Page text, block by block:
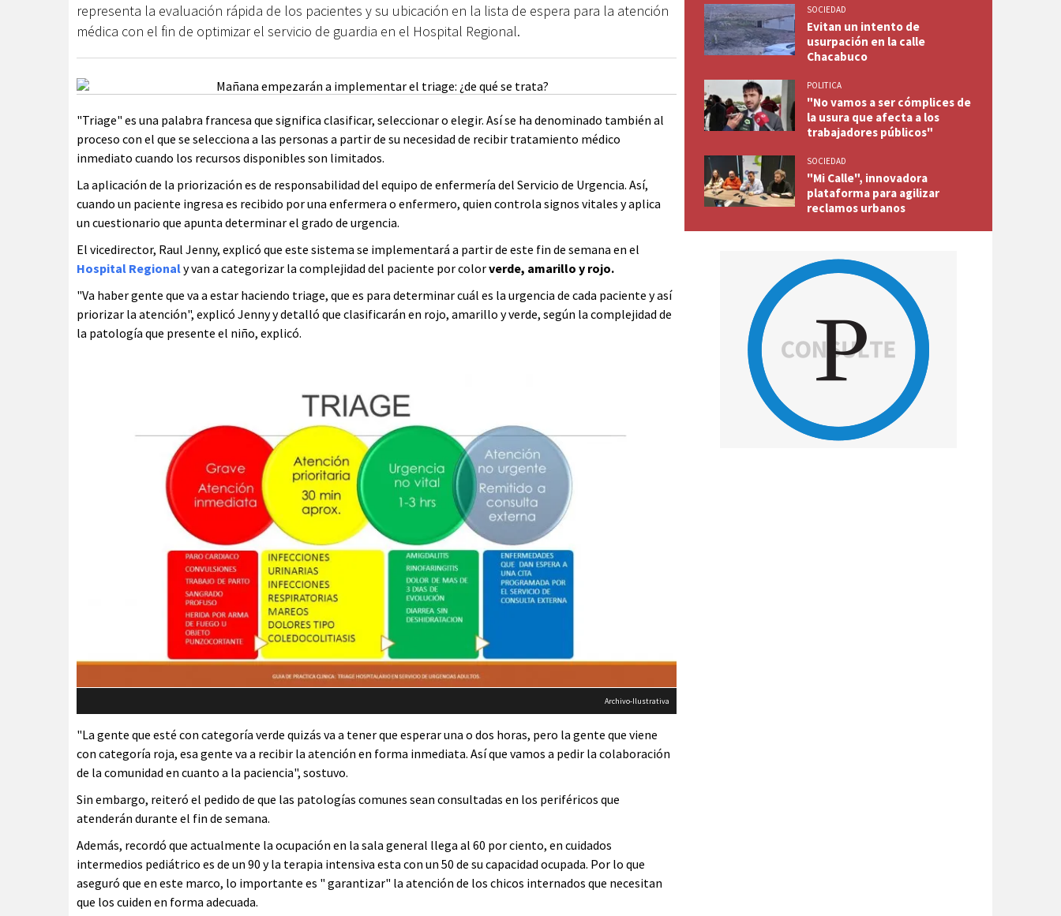
representa la evaluación rápida de los pacientes y su ubicación en la lista de espera para la atención
médica con el fin de optimizar el servicio de guardia en el Hospital Regional.
"Triage" es una palabra francesa que significa clasificar, seleccionar o elegir. Así se ha denominado también al
proceso con el que se selecciona a las personas a partir de su necesidad de recibir tratamiento médico
inmediato cuando los recursos disponibles son limitados.
La aplicación de la priorización es de responsabilidad del equipo de enfermería del Servicio de Urgencia. Así,
cuando un paciente ingresa es recibido por una enfermera o enfermero, quien controla signos vitales y aplica
un cuestionario que apunta determinar el grado de urgencia.
El vicedirector, Raul Jenny, explicó que este sistema se implementará a partir de este fin de semana en el
Hospital Regionaly van a categorizar la complejidad del paciente por colorverde, amarillo y rojo.
"Va haber gente que va a estar haciendo triage, que es para determinar cuál es la urgencia de cada paciente y así
priorizar la atención", explicó Jenny y detalló que clasificarán en rojo, amarillo y verde, según la complejidad de
la patología que presente el niño, explicó.
Archivo-Ilustrativa
"La gente que esté con categoría verde quizás va a tener que esperar una o dos horas, pero la gente que viene
con categoría roja, esa gente va a recibir la atención en forma inmediata. Así que vamos a pedir la colaboración
de la comunidad en cuanto a la paciencia", sostuvo.
Sin embargo, reiteró el pedido de que las patologías comunes sean consultadas en los periféricos que
atenderán durante el fin de semana.
Además, recordó que actualmente la ocupación en la sala general llega al 60 por ciento, en cuidados
intermedios pediátrico es de un 90 y la terapia intensiva esta con un 50 de su capacidad ocupada. Por lo que
aseguró que en este marco, lo importante es " garantizar" la atención de los chicos internados que necesitan
que los cuiden en forma adecuada.
SOCIEDAD
Evitan un intento de
usurpación en la calle
Chacabuco
POLITICA
"No vamos a ser cómplices de
la usura que afecta a los
trabajadores públicos"
SOCIEDAD
"Mi Calle", innovadora
plataforma para agilizar
reclamos urbanos